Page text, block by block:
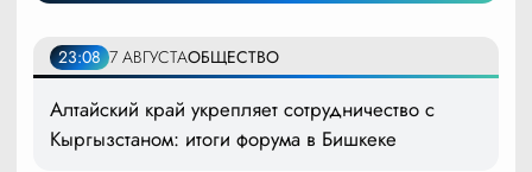
23:08 7 АВГУСТАОБЩЕСТВО
Алтайский край укрепляет сотрудничество с
Кыргызстаном: итоги форума в Бишкеке